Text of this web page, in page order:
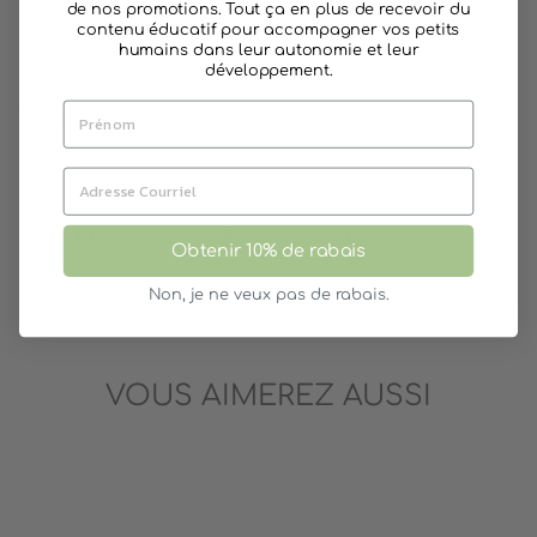
Pomango est une entreprise sherbrookoise qui a à cœur le
bien-être familial, les relations saines et la vie de famille
équilibrée. Constamment en évolution, l’équipe offre des
jeux, jouets et livres pour enfants, et des produits et outils
d’organisation pour les familles depuis 1983.
sur
Facebook
sur
Twitter
Épingler
VOUS AIMEREZ AUSSI
de nos promotions. Tout ça en plus de recevoir du
contenu éducatif pour accompagner vos petits
humains dans leur autonomie et leur
développement.
Obtenir 10% de rabais
Non, je ne veux pas de rabais.